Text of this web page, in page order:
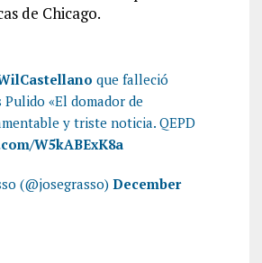
de Chicago.
que falleció
Pulido «El domador de
y triste noticia. QEPD
W5kABExK8a
(@josegrasso) December